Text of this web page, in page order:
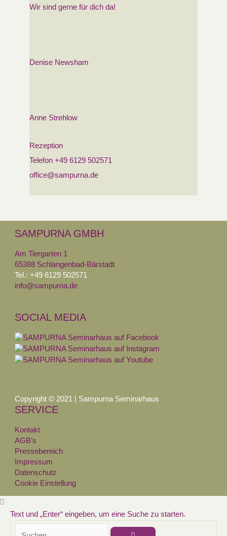
Wir sind gerne für dich da!
Denise Newsham
Anne Strehlow
Rezeption
Telefon +49 6129 502571
office@sampurna.de
SAMPURNA GMBH
Am Tiergarten 1
65388 Schlangenbad-Bärstadt
Tel.: +49 6129 502571
info@sampurna.de
SOCIAL MEDIA
Copyright © 2021 | Sampurna Seminarhaus
SERVICE
Kontakt
AGB’s
Pressebereich
Impressum
Datenschutz
Cookie Einstellung
Text und „Enter“ eingeben, um eine Suche zu starten.